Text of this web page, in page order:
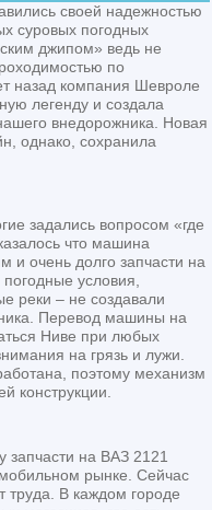
своей надежностью
суровых погодных
джипом» ведь не
по
назад компания Шевроле
легенду и создала
внедорожника. Новая
однако, сохранила
задались вопросом «где
что машина
и очень долго запчасти на
условия,
реки – не создавали
Перевод машины на
Ниве при любых
на грязь и лужи.
поэтому механизм
конструкции.
запчасти на ВАЗ 2121
рынке. Сейчас
труда. В каждом городе